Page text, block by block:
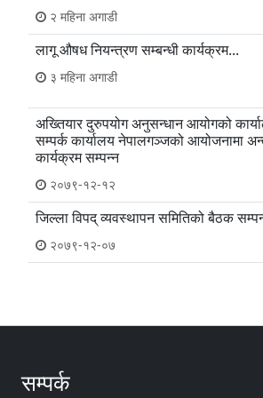
२ महिना अगाडी
लागू औषध नियन्त्रण सम्बन्धी कार्यक्रम...
३ महिना अगाडी
अख्तियार दुरुपयोग अनुसन्धान आयोगको
सम्पर्क कार्यालय नेपालगञ्जको आयोजनामा
कार्यक्रम सम्पन्न
२०७९-१२-१२
जिल्ला विपद् व्यवस्थापन समितिको बैठक
२०७९-१२-०७
सम्पर्क